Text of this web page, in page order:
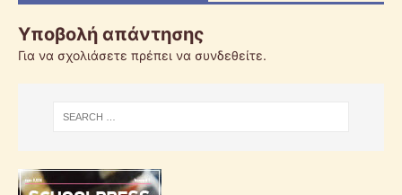
Υποβολή απάντησης
Για να σχολιάσετε πρέπει να συνδεθείτε.